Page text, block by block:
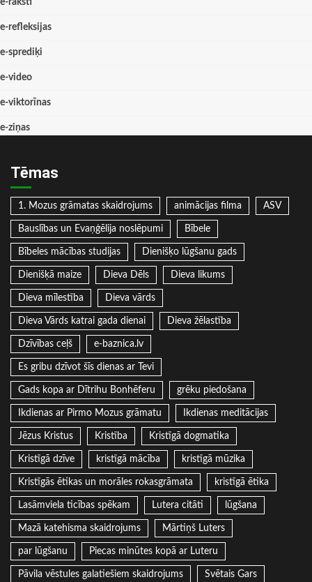
e-refleksijas
e-sprediķi
e-video
e-viktorīnas
e-ziņas
Tēmas
1. Mozus grāmatas skaidrojums animācijas filma ASV
Bauslības un Evaņģēlija noslēpumi Bībele
Bībeles mācības studijas Dienišķo lūgšanu gads
Dienišķā maize Dieva Dēls Dieva likums
Dieva mīlestība Dieva vārds
Dieva Vārds katrai gada dienai Dieva žēlastība
Dzīvības ceļš e-baznica.lv
Es gribu dzīvot šīs dienas ar Tevi
Gads kopa ar Dītrihu Bonhēferu grēku piedošana
Ikdienas ar Pirmo Mozus grāmatu Ikdienas meditācijas
Jēzus Kristus Kristība Kristīgā dogmatika
Kristīgā dzīve kristīgā mācība kristīgā mūzika
Kristīgās ētikas un morāles rokasgrāmata kristīgā ētika
Lasāmviela ticības spēkam Lutera citāti lūgšana
Mazā katehisma skaidrojums Mārtiņš Luters
par lūgšanu Piecas minūtes kopā ar Luteru
Pāvila vēstules galatiešiem skaidrojums Svētais Gars